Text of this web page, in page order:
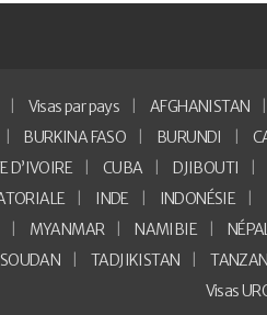
Visas par pays AFGHANISTAN
BURKINA FASO BURUNDI
D’IVOIRE
CUBA DJIBOUTI
INDE INDONÉSIE
MYANMAR NAMIBIE
SOUDAN TADJIKISTAN
Visas